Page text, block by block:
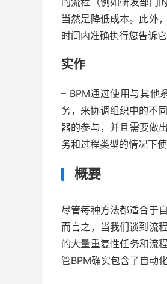
当然是降低成本。此外
时间内准确执行您告诉它
实作
– BPM通过使用与其他
务，来协调组织中的不
器的参与，并且需要做
务和过程类型的情况下使
概要
尽管每种方法都适合于
而言之，当我们谈到流
的大量重复性任务和流
管BPM确实包含了自动